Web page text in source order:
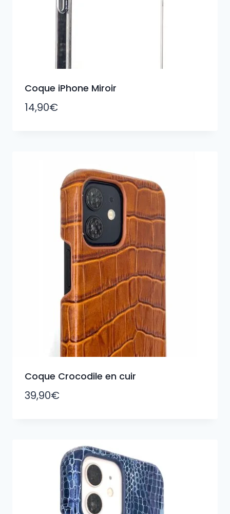
Coque iPhone Miroir
14,90€
Coque Crocodile en cuir
39,90€